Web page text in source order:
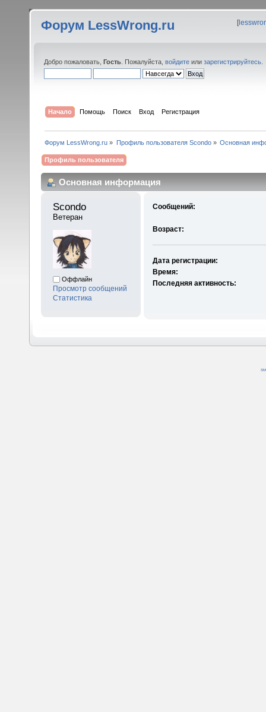
Форум LessWrong.ru [
Добро пожаловать, Гость . Пожалуйста, войдите или зарегистрируйтесь
Начало Помощь Поиск Вход Регистрация
Форум LessWrong.ru » Профиль пользователя Scondo» Основная
Профиль пользователя
Основная информация
Scondo
Ветеран
Оффлайн
Просмотр сообщений
Статистика
Сообщений:
Возраст:
Дата регистрации:
Время:
Последняя активность: